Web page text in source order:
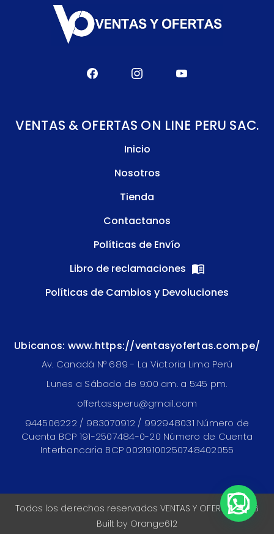
VENTAS & OFERTAS ON LINE PERU SAC.
Inicio
Nosotros
Tienda
Contactanos
Políticas de Envío
Libro de reclamaciones
Políticas de Cambios y Devoluciones
Ubicanos: www.https://ventasyofertas.com.pe/
Av. Canadá N° 689 - La Victoria Lima Perú
Lunes a Sábado de 9:00 am. a 5:45 pm.
offertassperu@gmail.com
944506222 / 983070912 / 992948031 Número de
Cuenta BCP 191-2507484-0-20 Número de Cuenta
Interbancaria BCP 00219100250748402055
Todos los derechos reservados VENTAS Y OFERTAS 2026
Built by Orange612